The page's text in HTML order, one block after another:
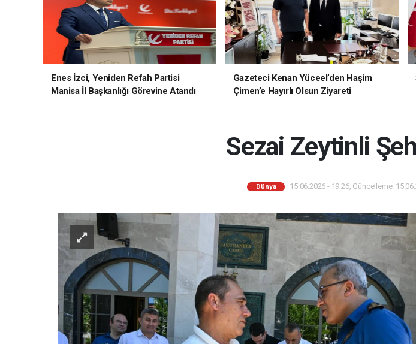
Enes İzci, Yeniden Refah Partisi
Manisa İl Başkanlığı Görevine Atandı
Gazeteci Kenan Yüceel’den Haşim
Çimen’e Hayırlı Olsun Ziyareti
Sezai Zeytinli
Dünya 15.06.2026 - 19:26, Güncelleme: